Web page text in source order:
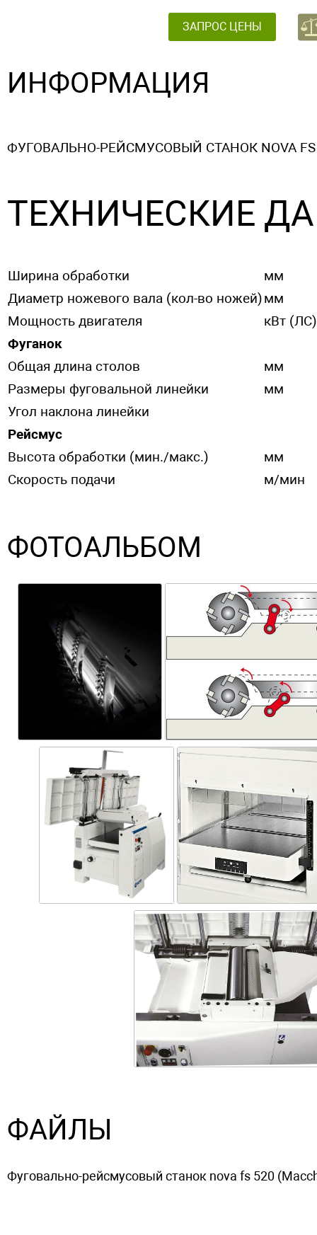
ЗАПРОС ЦЕНЫ
ИНФОРМАЦИЯ
ФУГОВАЛЬНО-РЕЙСМУСОВЫЙ СТАНОК NOVA FS
ТЕХНИЧЕСКИЕ
Ширина обработки
мм
Диаметр ножевого вала (кол-во ножей)мм
Мощность двигателя
кВт (ЛС)
Фуганок
Общая длина столов
мм
Размеры фуговальной линейки
мм
Угол наклона линейки
Рейсмус
Высота обработки (мин./макс.)
мм
Скорость подачи
м/мин
ФОТОАЛЬБОМ
ФАЙЛЫ
Фуговально-рейсмусовый станок nova fs 520